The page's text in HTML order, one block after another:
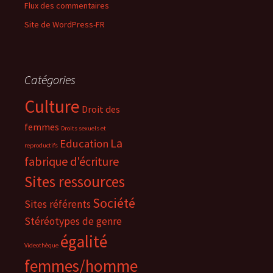
Flux des commentaires
Site de WordPress-FR
Catégories
Culture Droit des
femmes Droits sexuels et
reproductifs Education La
fabrique d'écriture
Sites ressources
Sites référents Société
Stéréotypes de genre
Videothèque égalité
femmes/homme